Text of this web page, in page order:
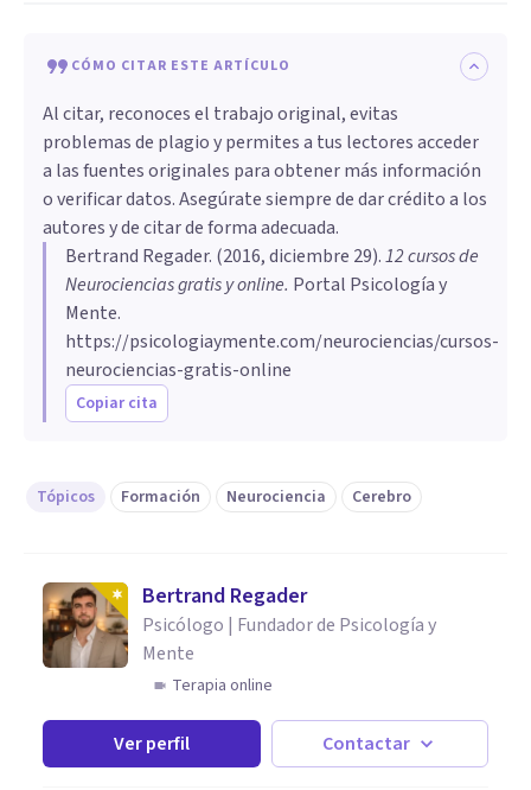
CÓMO CITAR ESTE ARTÍCULO
Al citar, reconoces el trabajo original, evitas
problemas de plagio y permites a tus lectores acceder
a las fuentes originales para obtener más información
o verificar datos. Asegúrate siempre de dar crédito a los
autores y de citar de forma adecuada.
Bertrand Regader. (2016, diciembre 29).12 cursos de
Neurociencias gratis y online. Portal Psicología y
Mente.
https://psicologiaymente.com/neurociencias/cursos-
neurociencias-gratis-online
Copiar cita
Tópicos Formación Neurociencia Cerebro
Bertrand Regader
Psicólogo | Fundador de Psicología y
Mente
Terapia online
Ver perfil Contactar